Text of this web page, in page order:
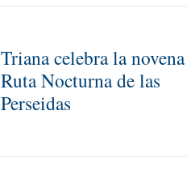
Triana celebra la novena
Ruta Nocturna de las
Perseidas